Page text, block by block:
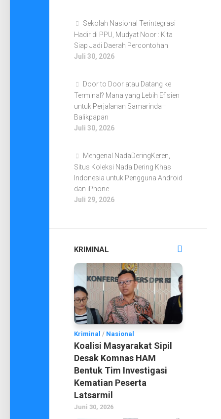
Sekolah Nasional Terintegrasi
Hadir di PPU, Mudyat Noor : Kita
Siap Jadi Daerah Percontohan
Juli 30, 2026
Door to Door atau Datang ke
Terminal? Mana yang Lebih Efisien
untuk Perjalanan Samarinda–
Balikpapan
Juli 30, 2026
Mengenal NadaDeringKeren,
Situs Koleksi Nada Dering Khas
Indonesia untuk Pengguna Android
dan iPhone
Juli 29, 2026
KRIMINAL
Kriminal / Nasional
Koalisi Masyarakat Sipil
Desak Komnas HAM
Bentuk Tim Investigasi
Kematian Peserta
Latsarmil
Juni 30, 2026